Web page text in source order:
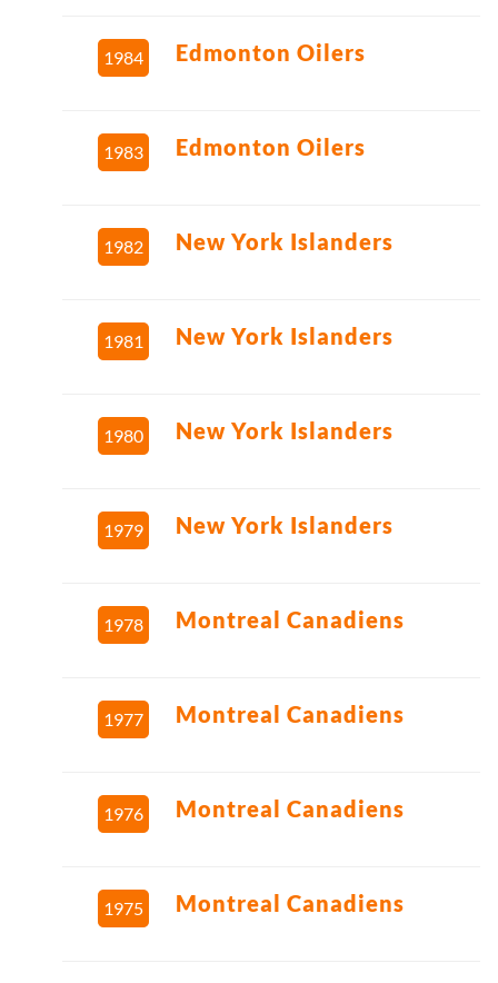
1984 Edmonton Oilers
1983 Edmonton Oilers
1982 New York Islanders
1981 New York Islanders
1980 New York Islanders
1979 New York Islanders
1978 Montreal Canadiens
1977 Montreal Canadiens
1976 Montreal Canadiens
1975 Montreal Canadiens